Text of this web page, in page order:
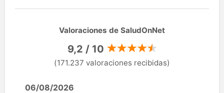
Valoraciones de SaludOnNet
9,2 / 10
(171.237 valoraciones recibidas)
06/08/2026